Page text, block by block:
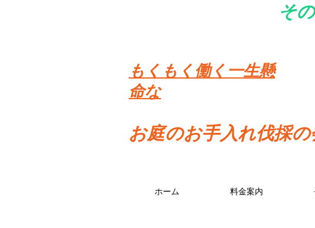
そ
​もくもく働く一生懸
命な
お庭のお手入れ伐採の
ホーム 料金案内